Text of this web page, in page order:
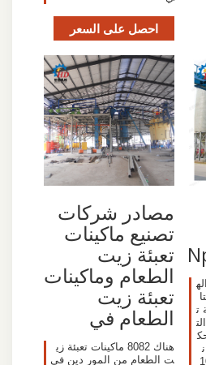
احصل على السعر
مصادر شركات
تصنيع ماكينات
تعبئة زيت
الطعام وماكينات
تعبئة زيت
الطعام في
هناك 8082 ماكينات تعبئة زي
ت الطعام من المور دين في